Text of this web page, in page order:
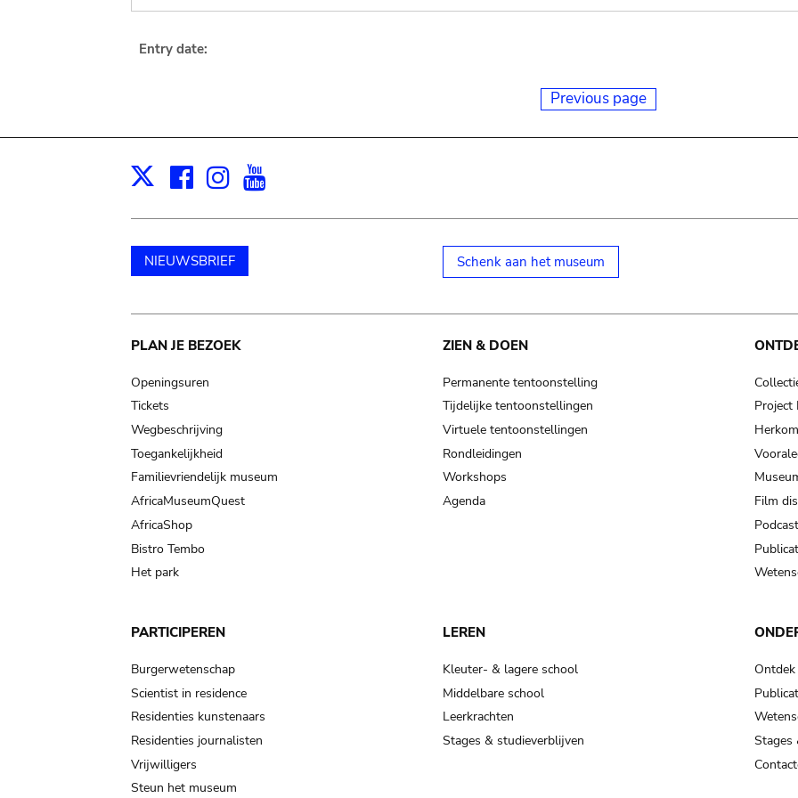
Entry date:
Previous page
X Facebook
Instagram
NIEUWSBRIEF Schenk aan het museum
Main
navigation
PLAN JE BEZOEK
Openingsuren
Tickets
Wegbeschrijving
Toegankelijkheid
Familievriendelijk museum
AfricaMuseumQuest
AfricaShop
Bistro Tembo
Het park
ZIEN & DOEN
Permanente tentoonstelling
Tijdelijke tentoonstellingen
Virtuele tentoonstellingen
Rondleidingen
Workshops
Agenda
Project
Film
PARTICIPEREN
Burgerwetenschap
Scientist in residence
Residenties kunstenaars
Residenties journalisten
Vrijwilligers
Steun het museum
LEREN
Kleuter- & lagere school
Middelbare school
Leerkrachten
Stages & studieverblijven
Stages